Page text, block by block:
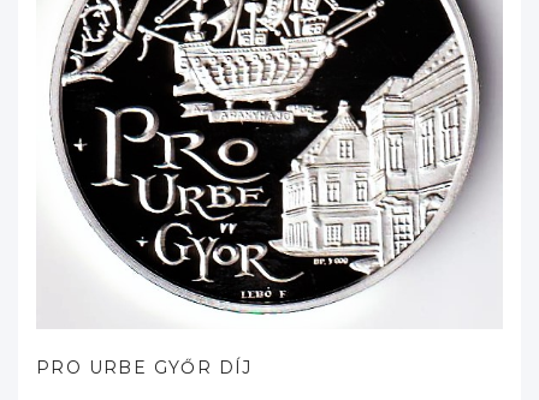
PRO URBE GYŐR DÍJ